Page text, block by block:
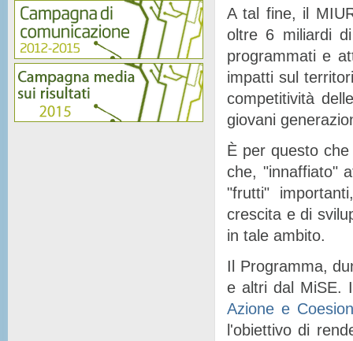
A tal fine, il
oltre 6 miliardi
programmati e
impatti sul
competitività
giovani
È per questo
che, "innaffiato"
"frutti"
crescita e di
in tale ambito.
Il Programma,
e altri dal MiSE.
Azione e
l'obiettivo di